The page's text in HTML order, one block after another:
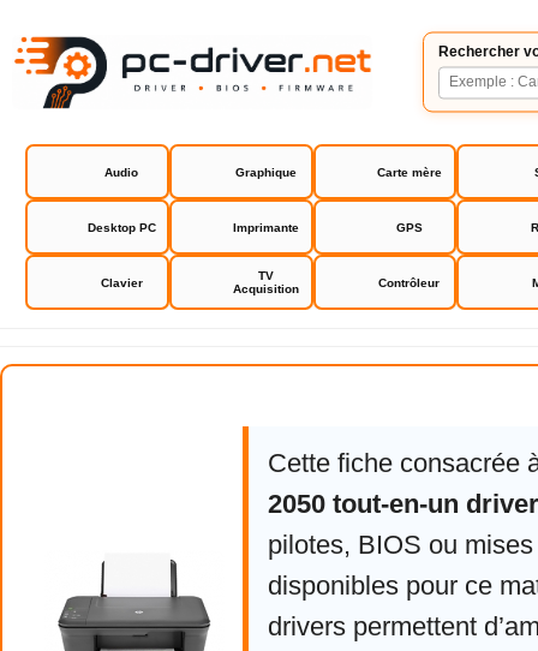
Rechercher
Audio Graphique Carte mère
Desktop PC Imprimante GPS
Clavier
TV
Acquisition
Contrôleur
HP Deskjet 2050 tout-en-un
Cette fiche consacrée
2050 tout-en-un
pilotes, BIOS ou
disponibles pour ce
drivers permettent